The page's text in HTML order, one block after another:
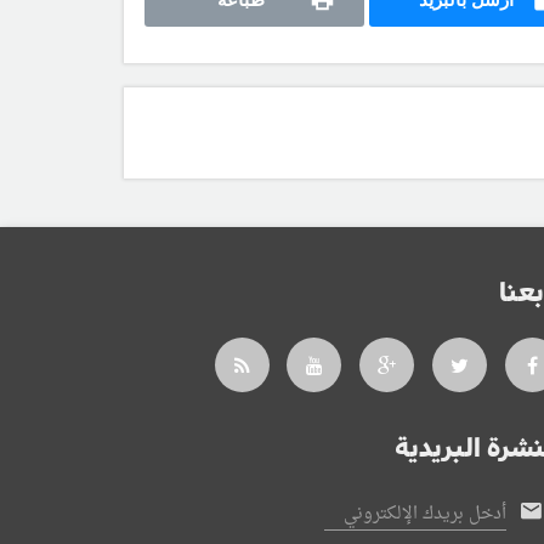
البريدية
أدخل بريدك الإلكتروني